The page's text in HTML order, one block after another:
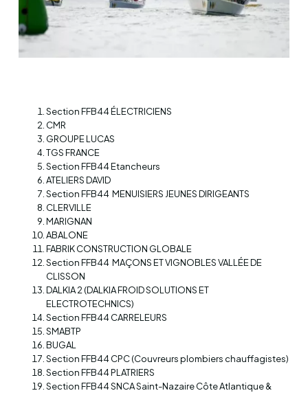
Section FFB44 ÉLECTRICIENS
CMR
GROUPE LUCAS
TGS FRANCE
Section FFB44 Etancheurs
ATELIERS DAVID
Section FFB44 MENUISIERS JEUNES DIRIGEANTS
CLERVILLE
MARIGNAN
ABALONE
FABRIK CONSTRUCTION GLOBALE
Section FFB44 MAÇONS ET VIGNOBLES VALLÉE DE
CLISSON
DALKIA 2 (DALKIA FROID SOLUTIONS ET
ELECTROTECHNICS)
Section FFB44 CARRELEURS
SMABTP
BUGAL
Section FFB44 CPC (Couvreurs plombiers chauffagistes)
Section FFB44 PLATRIERS
Section FFB44 SNCA Saint-Nazaire Côte Atlantique &